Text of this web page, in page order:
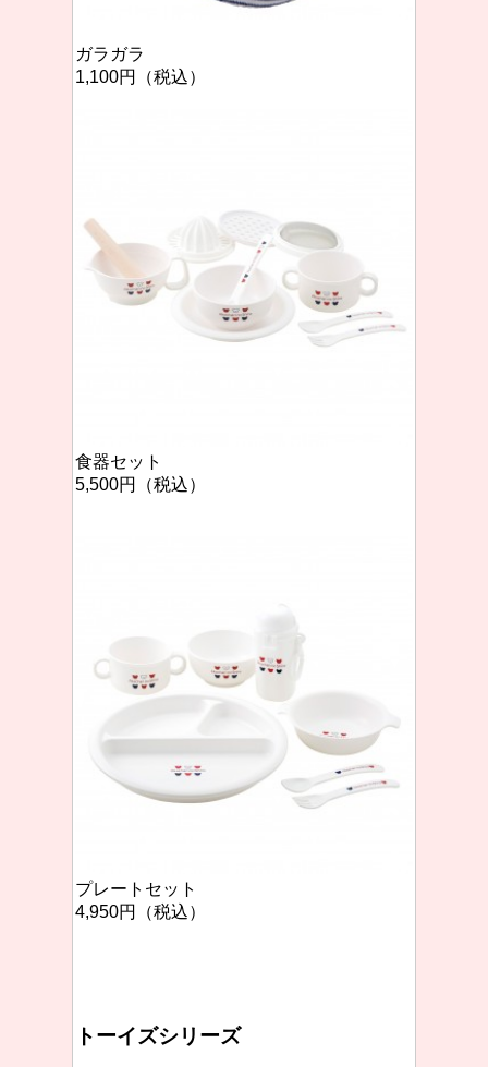
ガラガラ
1,100円（税込）
食器セット
5,500円（税込）
プレートセット
4,950円（税込）
トーイズシリーズ